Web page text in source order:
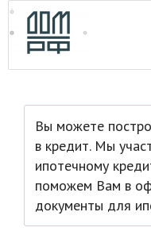
Вы можете
в кредит. Мы
ипотечному
поможем Вам в
документы для